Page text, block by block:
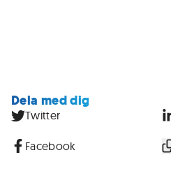
Dela med dig
Twitter
Facebook